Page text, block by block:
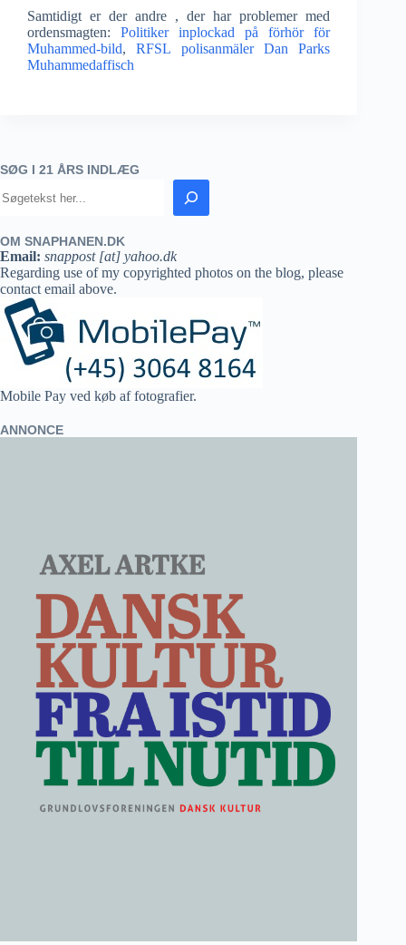
Samtidigt er der andre , der har problemer med
ordensmagten:Politiker inplockad på förhör för
Muhammed-bild,RFSL polisanmäler Dan Parks
Muhammedaffisch
SØG I 21 ÅRS INDLÆG
OM SNAPHANEN.DK
Email: snappost [at] yahoo.dk
Regarding use of my copyrighted photos on the blog, please
contact email above.
Mobile Pay ved køb af fotografier.
ANNONCE